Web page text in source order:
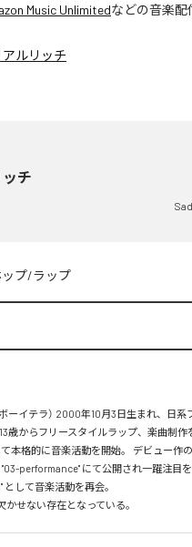
Music Unlimitedなどの音楽配
アルリッチ
チ
ップ/ラップ
ーイテラ） 2000年10月3日生まれ、日系
歳からフリースタイルラップ、楽曲制作
本格的に音楽活動を開始。 デビュー作の
performance" にて公開され一躍注目を
して音楽活動を再会。
かせない存在となっている。